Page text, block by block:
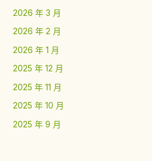
2026 年 3 月
2026 年 2 月
2026 年 1 月
2025 年 12 月
2025 年 11 月
2025 年 10 月
2025 年 9 月